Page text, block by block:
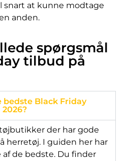
at kunne modtage
anden.
spørgsmål
tilbud på
bedste Black Friday
der har gode
herretøj. I guiden her har
de bedste. Du finder